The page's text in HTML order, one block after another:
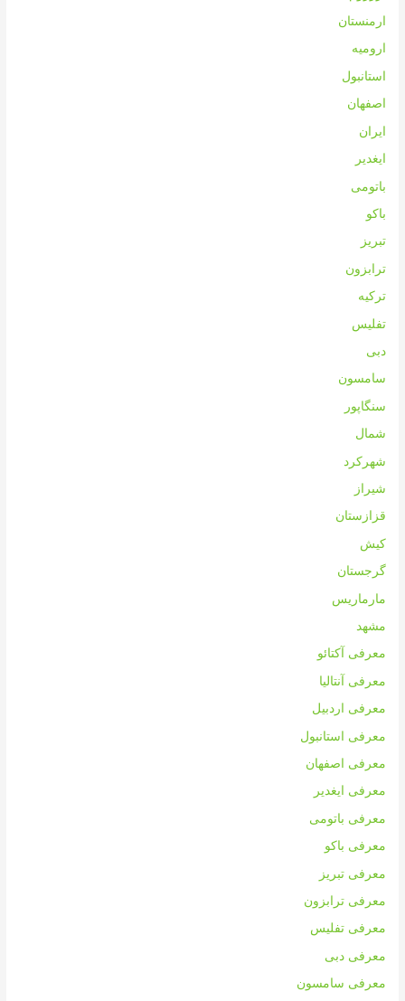
ارمنستان
ارومیه
استانبول
اصفهان
ایران
ایغدیر
باتومی
باکو
تبریز
ترابزون
ترکیه
تفلیس
دبی
سامسون
سنگاپور
شمال
شهرکرد
شیراز
قزازستان
کیش
گرجستان
مارماریس
مشهد
معرفی آکتائو
معرفی آنتالیا
معرفی اردبیل
معرفی استانبول
معرفی اصفهان
معرفی ایغدیر
معرفی باتومی
معرفی باکو
معرفی تبریز
معرفی ترابزون
معرفی تفلیس
معرفی دبی
معرفی سامسون